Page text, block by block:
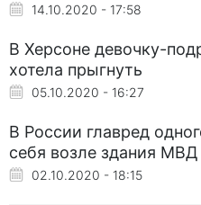
14.10.2020 - 17:58
В Херсоне девочку-
хотела прыгнуть
05.10.2020 - 16:27
В России главред
себя возле здания МВД
02.10.2020 - 18:15